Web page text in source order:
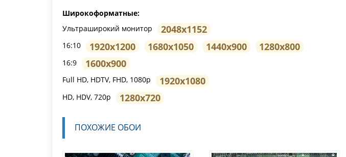
Широкоформатные:
Ультраширокий монитор
2048x1152
16:10 1920x1200 1680x1050 1440x900 1280x800
16:9 1600x900
Full HD, HDTV, FHD, 1080p 1920x1080
HD, HDV, 720p 1280x720
ПОХОЖИЕ ОБОИ